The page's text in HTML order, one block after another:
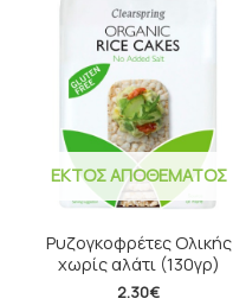
ΕΚΤΌΣ ΑΠΟΘΈΜΑΤΟΣ
Ρυζογκοφρέτες Oλικής
χωρίς αλάτι (130γρ)
2.30€